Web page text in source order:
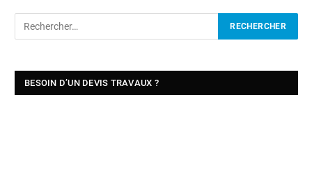
BESOIN D’UN DEVIS TRAVAUX ?